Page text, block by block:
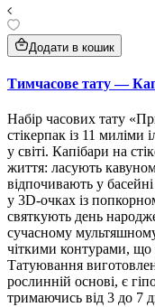
Додати в кошик
Тимчасове тату —
Набір часових тату
стікерпак із 11 миліми
у світі. Капібари на
життя: ласують
відпочивають у
у 3D-очках із
святкують день
сучасному
чіткими контурами, що
Татуювання
рослинній основі, є
тримаючись від 3 до 7